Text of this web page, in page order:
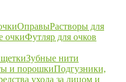
ОправыРастворы для
очкиФутляр для очков
Зубные нити
и порошкиПодгузники,
ухода за лицом и